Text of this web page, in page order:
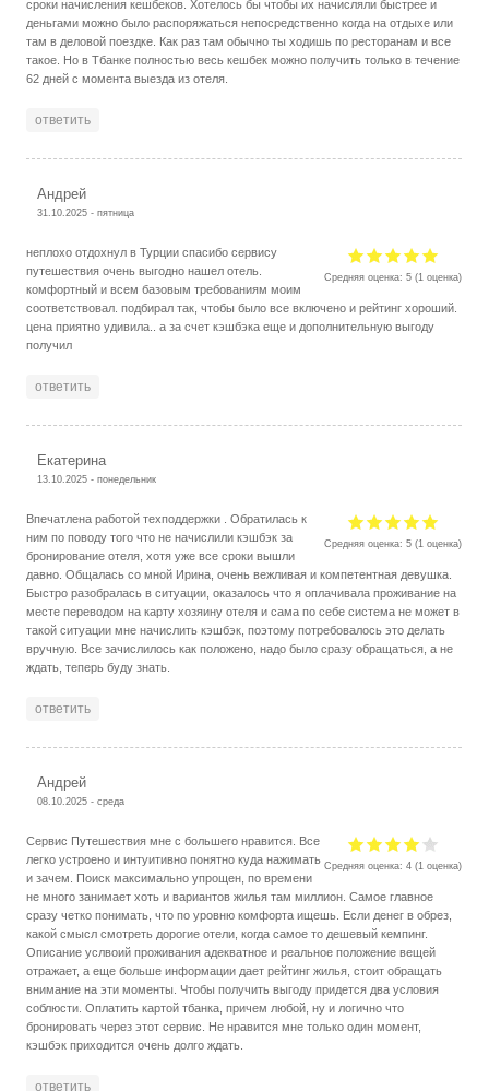
сроки начисления кешбеков. Хотелось бы чтобы их начисляли быстрее и
деньгами можно было распоряжаться непосредственно когда на отдыхе или
там в деловой поездке. Как раз там обычно ты ходишь по ресторанам и все
такое. Но в Тбанке полностью весь кешбек можно получить только в течение
62 дней с момента выезда из отеля.
ответить
Андрей
31.10.2025 - пятница
Средняя оценка:5 (1 оценка)
неплохо отдохнул в Турции спасибо сервису
путешествия очень выгодно нашел отель.
комфортный и всем базовым требованиям моим
соответствовал. подбирал так, чтобы было все включено и рейтинг хороший.
цена приятно удивила.. а за счет кэшбэка еще и дополнительную выгоду
получил
ответить
Екатерина
13.10.2025 - понедельник
Средняя оценка:5 (1 оценка)
Впечатлена работой техподдержки . Обратилась к
ним по поводу того что не начислили кэшбэк за
бронирование отеля, хотя уже все сроки вышли
давно. Общалась со мной Ирина, очень вежливая и компетентная девушка.
Быстро разобралась в ситуации, оказалось что я оплачивала проживание на
месте переводом на карту хозяину отеля и сама по себе система не может в
такой ситуации мне начислить кэшбэк, поэтому потребовалось это делать
вручную. Все зачислилось как положено, надо было сразу обращаться, а не
ждать, теперь буду знать.
ответить
Андрей
08.10.2025 - среда
Средняя оценка:4 (1 оценка)
Сервис Путешествия мне с большего нравится. Все
легко устроено и интуитивно понятно куда нажимать
и зачем. Поиск максимально упрощен, по времени
не много занимает хоть и вариантов жилья там миллион. Самое главное
сразу четко понимать, что по уровню комфорта ищешь. Если денег в обрез,
какой смысл смотреть дорогие отели, когда самое то дешевый кемпинг.
Описание услвоий проживания адекватное и реальное положение вещей
отражает, а еще больше информации дает рейтинг жилья, стоит обращать
внимание на эти моменты. Чтобы получить выгоду придется два условия
соблюсти. Оплатить картой тбанка, причем любой, ну и логично что
бронировать через этот сервис. Не нравится мне только один момент,
кэшбэк приходится очень долго ждать.
ответить